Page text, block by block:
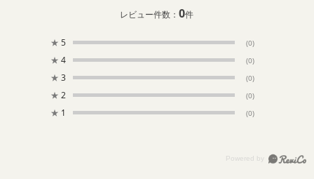
レビュー件数：0件
★ 5 (0)
★ 4 (0)
★ 3 (0)
★ 2 (0)
★ 1 (0)